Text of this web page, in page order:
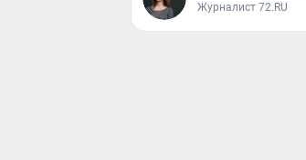
Журналист 72.RU